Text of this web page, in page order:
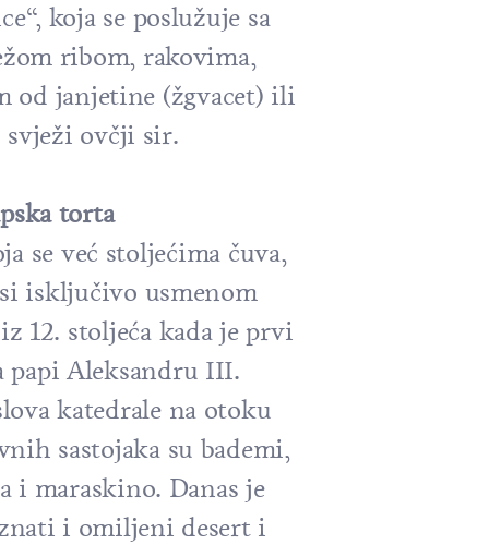
koja se poslužuje sa
ribom, rakovima,
od janjetine (žgvacet) ili
svježi ovčji sir.
torta
se već stoljećima čuva,
isključivo usmenom
12. stoljeća kada je prvi
papi Aleksandru III.
katedrale na otoku
sastojaka su bademi,
i maraskino. Danas je
i omiljeni desert i